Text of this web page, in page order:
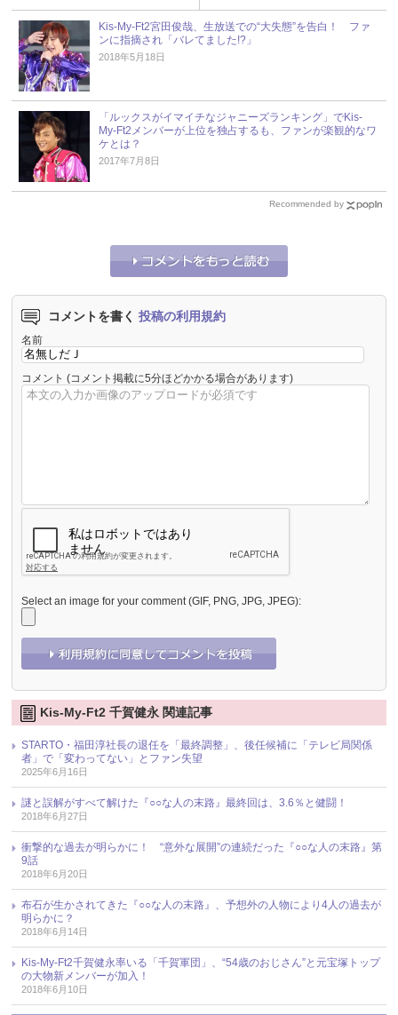
Kis-My-Ft2宮田俊哉、生放送での“大失態”を告白！ ファ
ンに指摘され「バレてました!?」
2018年5月18日
「ルックスがイマイチなジャニーズランキング」でKis-
My-Ft2メンバーが上位を独占するも、ファンが楽観的なワ
ケとは？
2017年7月8日
Recommended by
コメントを書く 投稿の利用規約
名前
コメント (コメント掲載に5分ほどかかる場合があります)
Select an image for your comment (GIF, PNG, JPG, JPEG):
Kis-My-Ft2 千賀健永 関連記事
STARTO・福田淳社長の退任を「最終調整」、後任候補に「テレビ局関係
者」で「変わってない」とファン失望
2025年6月16日
謎と誤解がすべて解けた『○○な人の末路』最終回は、3.6％と健闘！
2018年6月27日
衝撃的な過去が明らかに！ “意外な展開”の連続だった『○○な人の末路』第
9話
2018年6月20日
布石が生かされてきた『○○な人の末路』、予想外の人物により4人の過去が
明らかに？
2018年6月14日
Kis-My-Ft2千賀健永率いる「千賀軍団」、“54歳のおじさん”と元宝塚トップ
の大物新メンバーが加入！
2018年6月10日